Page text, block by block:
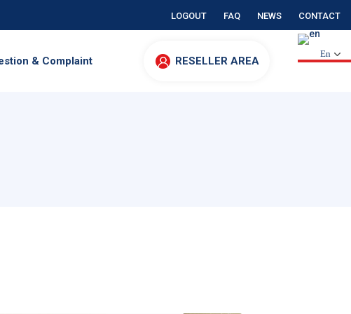
LOGOUT FAQ NEWS CONTACT
& Complaint RESELLER AREA
En